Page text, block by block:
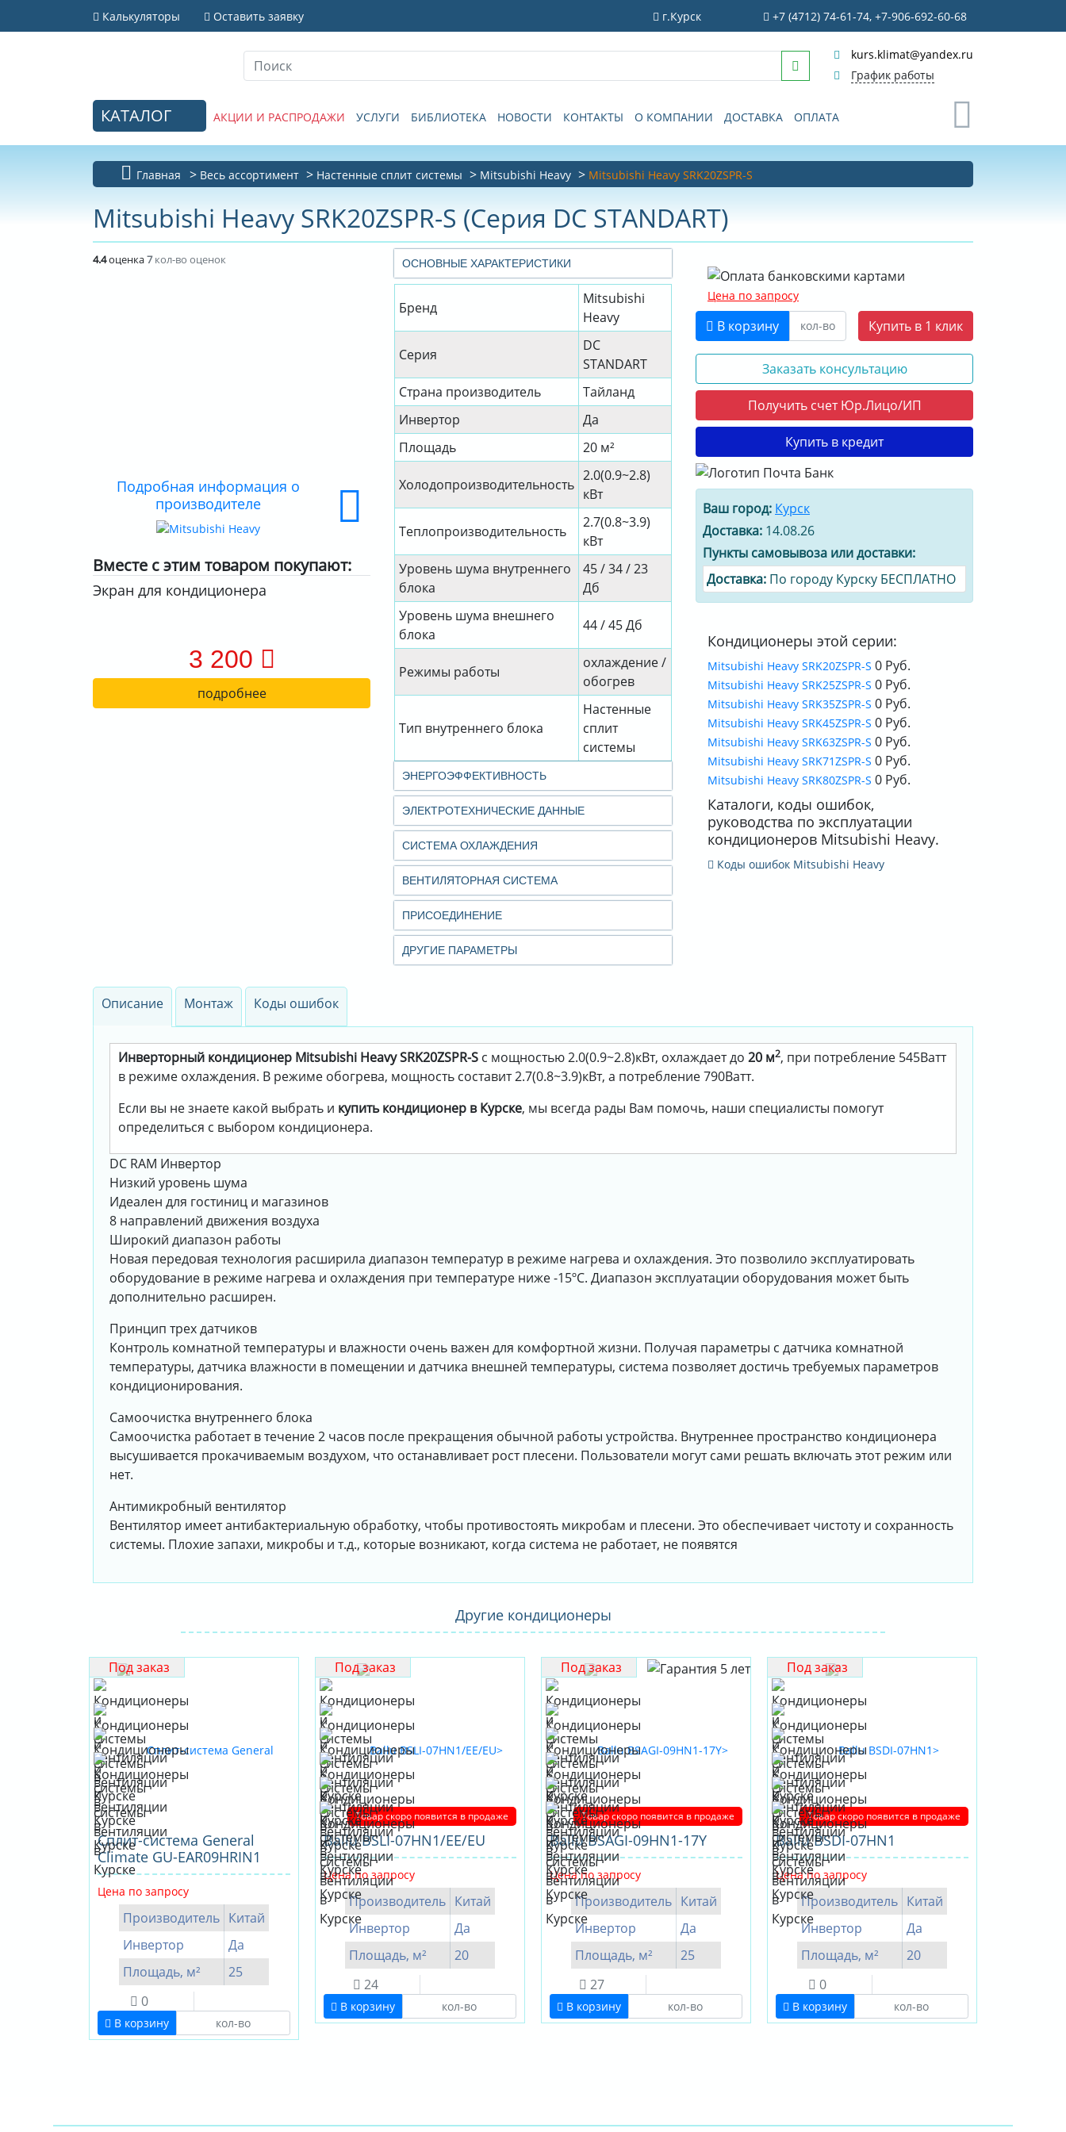
Калькуляторы Оставить заявку г.Курск +7 (4712) 74-61-74, +7-906-692-60-68
kurs.klimat@yandex.ru
График работы
КАТАЛОГ АКЦИИ И РАСПРОДАЖИ УСЛУГИ БИБЛИОТЕКА НОВОСТИ КОНТАКТЫ О КОМПАНИИ ДОСТАВКА ОПЛАТА
Главная Весь ассортимент Настенные сплит системы Mitsubishi Heavy Mitsubishi Heavy SRK20ZSPR-S
Mitsubishi Heavy SRK20ZSPR-S (Серия DC STANDART)
4.4оценка7кол-во оценок
Подробная информация о
производителе
Вместе с этим товаром покупают:
Экран для кондиционера
3 200
подробнее
ОСНОВНЫЕ ХАРАКТЕРИСТИКИ
Бренд
Mitsubishi
Heavy
Серия
DC
STANDART
Страна производитель
Тайланд
Инвертор
Да
Площадь
20 м²
Холодопроизводительность
2.0(0.9~2.8)
кВт
Теплопроизводительность
2.7(0.8~3.9)
кВт
Уровень шума внутреннего
блока
45 / 34 / 23
Дб
Уровень шума внешнего
блока
44 / 45 Дб
Режимы работы
охлаждение /
обогрев
Тип внутреннего блока
Настенные
сплит
системы
ЭНЕРГОЭФФЕКТИВНОСТЬ
ЭЛЕКТРОТЕХНИЧЕСКИЕ ДАННЫЕ
СИСТЕМА ОХЛАЖДЕНИЯ
ВЕНТИЛЯТОРНАЯ СИСТЕМА
ПРИСОЕДИНЕНИЕ
ДРУГИЕ ПАРАМЕТРЫ
Цена по запросу
В корзину Купить в 1 клик
Заказать консультацию
Получить счет Юр.Лицо/ИП
Купить в кредит
Ваш город: Курск
Доставка: 14.08.26
Пункты самовывоза или доставки:
Доставка: По городу Курску БЕСПЛАТНО
Кондиционеры этой серии:
Mitsubishi Heavy SRK20ZSPR-S 0 Руб.
Mitsubishi Heavy SRK25ZSPR-S 0 Руб.
Mitsubishi Heavy SRK35ZSPR-S 0 Руб.
Mitsubishi Heavy SRK45ZSPR-S 0 Руб.
Mitsubishi Heavy SRK63ZSPR-S 0 Руб.
Mitsubishi Heavy SRK71ZSPR-S 0 Руб.
Mitsubishi Heavy SRK80ZSPR-S 0 Руб.
Каталоги, коды ошибок,
руководства по эксплуатации
кондиционеров Mitsubishi Heavy.
Коды ошибок Mitsubishi Heavy
Описание Монтаж Коды ошибок
Инверторный кондиционер Mitsubishi Heavy SRK20ZSPR-S с мощностью 2.0(0.9~2.8)кВт, охлаждает до 20 м2, при потребление 545Ватт
в режиме охлаждения. В режиме обогрева, мощность составит 2.7(0.8~3.9)кВт, а потребление 790Ватт.
Если вы не знаете какой выбрать и купить кондиционер в Курске, мы всегда рады Вам помочь, наши специалисты помогут
определиться с выбором кондиционера.
DC RAM Инвертор
Низкий уровень шума
Идеален для гостиниц и магазинов
8 направлений движения воздуха
Широкий диапазон работы
Новая передовая технология расширила диапазон температур в режиме нагрева и охлаждения. Это позволило эксплуатировать
оборудование в режиме нагрева и охлаждения при температуре ниже -15ºС. Диапазон эксплуатации оборудования может быть
дополнительно расширен.
Принцип трех датчиков
Контроль комнатной температуры и влажности очень важен для комфортной жизни. Получая параметры с датчика комнатной
температуры, датчика влажности в помещении и датчика внешней температуры, система позволяет достичь требуемых параметров
кондиционирования.
Самоочистка внутреннего блока
Самоочистка работает в течение 2 часов после прекращения обычной работы устройства. Внутреннее пространство кондиционера
высушивается прокачиваемым воздухом, что останавливает рост плесени. Пользователи могут сами решать включать этот режим или
нет.
Антимикробный вентилятор
Вентилятор имеет антибактериальную обработку, чтобы противостоять микробам и плесени. Это обеспечивает чистоту и сохранность
системы. Плохие запахи, микробы и т.д., которые возникают, когда система не работает, не появятся
Другие кондиционеры
Под заказ
Сплит-система General
Climate GU-EAR09HRIN1
Цена по запросу
Производитель Китай
Инвертор
Да
Площадь, м²
25
0
В корзину
Под заказ
Товар скоро появится в продаже
Ballu BSLI-07HN1/EE/EU
Цена по запросу
Производитель Китай
Инвертор
Да
Площадь, м²
20
24
В корзину
Под заказ
Товар скоро появится в продаже
Ballu BSAGI-09HN1-17Y
Цена по запросу
Производитель Китай
Инвертор
Да
Площадь, м²
25
27
В корзину
Под заказ
Товар скоро появится в продаже
Ballu BSDI-07HN1
Цена по запросу
Производитель Китай
Инвертор
Да
Площадь, м²
20
0
В корзину